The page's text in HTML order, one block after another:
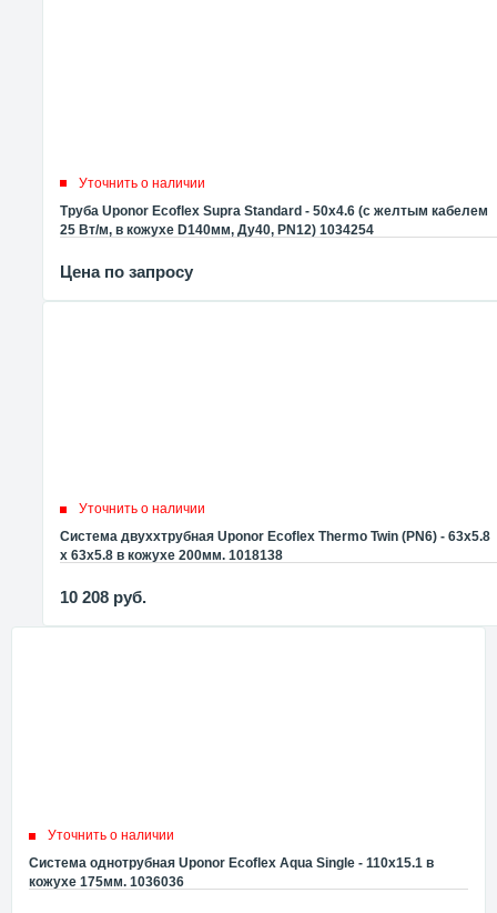
Уточнить о наличии
Труба Uponor Ecoflex Supra Standard - 50x4.6 (с желтым кабелем
25 Вт/м, в кожухе D140мм, Ду40, PN12) 1034254
Цена по запросу
Уточнить о наличии
Система двуххтрубная Uponor Ecoflex Thermo Twin (PN6) - 63x5.8
x 63x5.8 в кожухе 200мм. 1018138
10 208 руб.
Уточнить о наличии
Система однотрубная Uponor Ecoflex Aqua Single - 110x15.1 в
кожухе 175мм. 1036036